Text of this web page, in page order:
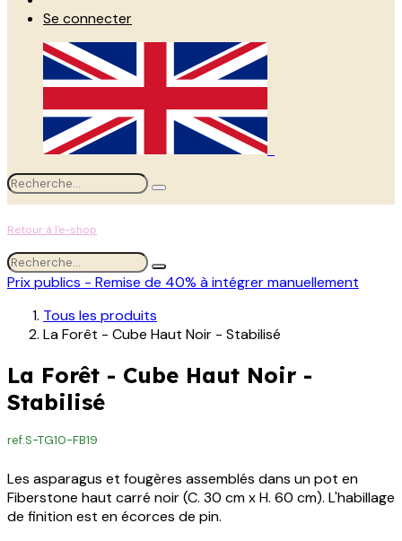
Se connecter
Retour à l'e-shop
Prix publics - Remise de 40% à intégrer manuellement
Tous les produits
La Forêt - Cube Haut Noir - Stabilisé
La Forêt - Cube Haut Noir -
Stabilisé
ref.S-TG10-FB19
Les asparagus et fougères assemblés dans un pot en
Fiberstone haut carré noir (C. 30 cm x H. 60 cm). L'habillage
de finition est en écorces de pin.